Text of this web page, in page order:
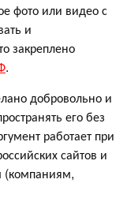
фото или видео с
и
закреплено
.
добровольно и
его без
работает при
сайтов и
(компаниям,